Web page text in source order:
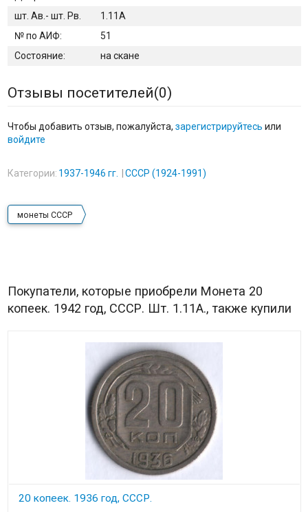
шт. Ав.- шт. Рв.
1.11А
№ по АИФ:
51
Состояние:
на скане
Отзывы посетителей(0)
Чтобы добавить отзыв, пожалуйста, зарегистрируйтесь или
войдите
Категории: 1937-1946 гг. СССР (1924-1991)
монеты СССР
Покупатели, которые приобрели Монета 20
копеек. 1942 год, СССР. Шт. 1.11А., также купили
20 копеек. 1936 год, СССР.